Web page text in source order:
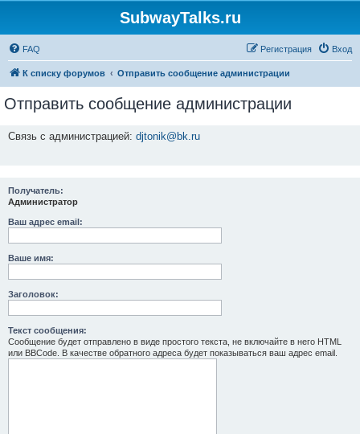
SubwayTalks.ru
FAQ Вход
Регистрация
К списку форумов Отправить сообщение администрации
Отправить сообщение администрации
Связь с администрацией: djtonik@bk.ru
Получатель:
Администратор
Ваш адрес email:
Ваше имя:
Заголовок:
Текст сообщения:
Сообщение будет отправлено в виде простого текста, не включайте в него HTML
или BBCode. В качестве обратного адреса будет показываться ваш адрес email.